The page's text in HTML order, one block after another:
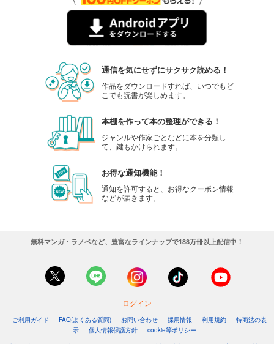
通信を気にせずにサクサク読める！
作品をダウンロードすれば、いつでもど
こでも読書が楽しめます。
本棚を作って本の整理ができる！
ジャンルや作家ごとなどに本を分類し
て、鍵もかけられます。
お得な通知機能！
通知を許可すると、お得なクーポン情報
などが届きます。
無料マンガ・ラノベなど、豊富なラインナップで188万冊以上配信中！
ログイン
ご利用ガイド FAQ(よくある質問) お問い合わせ 採用情報 利用規約
特商法の表
示
個人情報保護方針
cookie等ポリシー